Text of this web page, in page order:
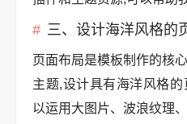
三、设计海洋风格的
页面布局是模板制作的核
主题,设计具有海洋风格
以运用大图片、波浪纹理